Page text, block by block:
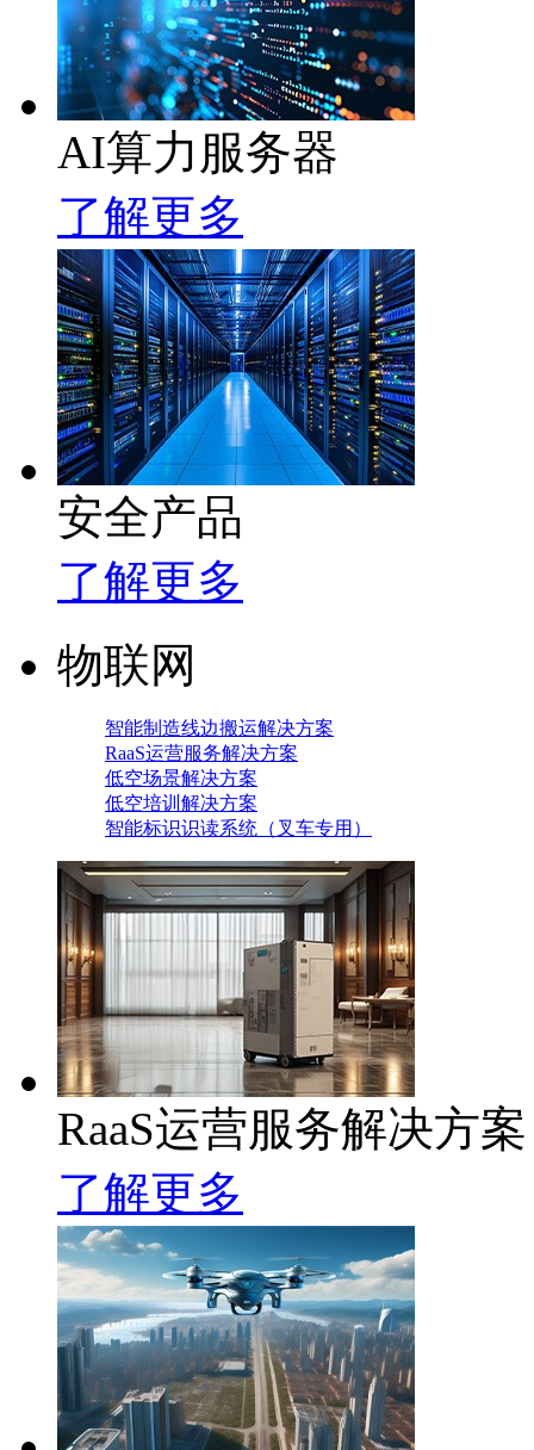
AI算力服务器
了解更多
安全产品
了解更多
物联网
智能制造线边搬运解决方案
RaaS运营服务解决方案
低空场景解决方案
低空培训解决方案
智能标识识读系统（叉车专用）
RaaS运营服务解决方案
了解更多